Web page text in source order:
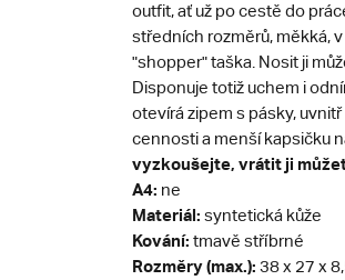
outfit, ať už po cestě do
středních rozměrů, měkká,
"shopper" taška. Nosit ji
Disponuje totiž uchem i
otevírá zipem s pásky,
cennosti a menší kapsičku
vyzkoušejte, vrátit ji
A4: ne
Materiál: syntetická kůže
Kování: tmavě stříbrné
Rozměry (max.): 38 x 27 x